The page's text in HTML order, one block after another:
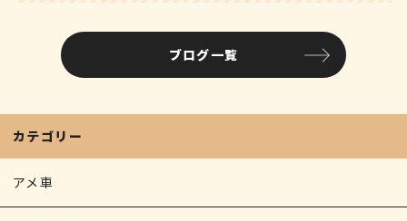
e
b
o
s
e
n
r
e
a
d
s
a
g
l t
ブログ一覧
カテゴリー
アメ車